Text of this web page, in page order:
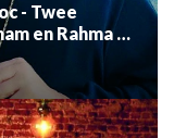
- Twee
en Rahma el